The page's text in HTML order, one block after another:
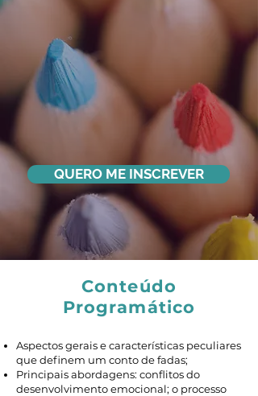
QUERO ME INSCREVER
Conteúdo
Programático
Aspectos gerais e características peculiares
que definem um conto de fadas;
Principais abordagens: conflitos do
desenvolvimento emocional; o processo